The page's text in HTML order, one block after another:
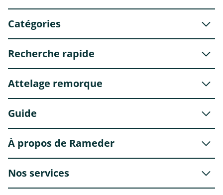
Catégories
Recherche rapide
Attelage remorque
Guide
À propos de Rameder
Nos services